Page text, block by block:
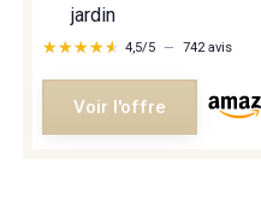
jardin
★★★★★
★★★★★ 4,5/5 — 742 avis
Voir l'offre